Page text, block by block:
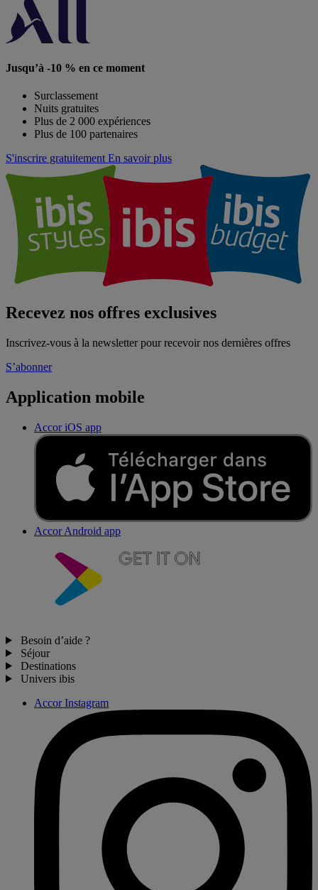
Jusqu’à -10 % en ce moment
Surclassement
Nuits gratuites
Plus de 2 000 expériences
Plus de 100 partenaires
S'inscrire gratuitement En savoir plus
Recevez nos offres exclusives
Inscrivez-vous à la newsletter pour recevoir nos dernières offres
S’abonner
Application mobile
Accor iOS app
Accor Android app
Besoin d’aide ?
Séjour
Destinations
Univers ibis
Accor Instagram